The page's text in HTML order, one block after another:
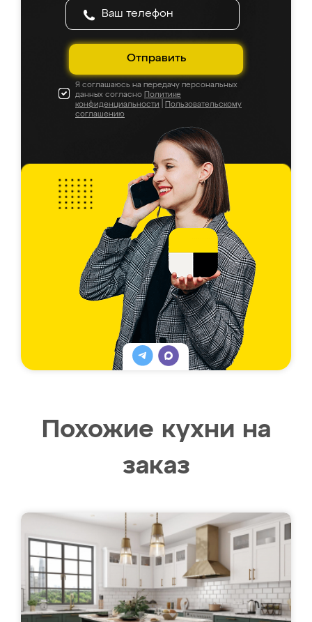
Отправить
Я соглашаюсь на передачу персональных
данных согласно Политике
конфиденциальности
Пользовательскому
соглашению
Похожие кухни на
заказ